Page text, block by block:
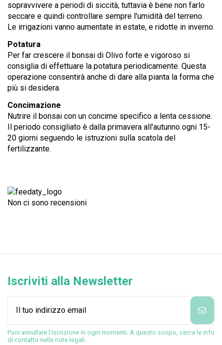
sopravvivere a periodi di siccità, tuttavia è bene non farlo
seccare e quindi controllare sempre l'umidità del terreno.
Le irrigazioni vanno aumentate in estate, e ridotte in inverno.
Potatura
Per far crescere il bonsai di Olivo forte e vigoroso si
consiglia di effettuare la potatura periodicamente. Questa
operazione consentirà anche di dare alla pianta la forma che
più si desidera.
Concimazione
Nutrire il bonsai con un concime specifico a lenta cessione.
Il periodo consigliato è dalla primavera all'autunno ogni 15-
20 giorni seguendo le istruzioni sulla scatola del
fertilizzante.
Non ci sono recensioni
Iscriviti alla Newsletter
Puoi annullare l'iscrizione in ogni momenti. A questo scopo, cerca le info
di contatto nelle note legali.